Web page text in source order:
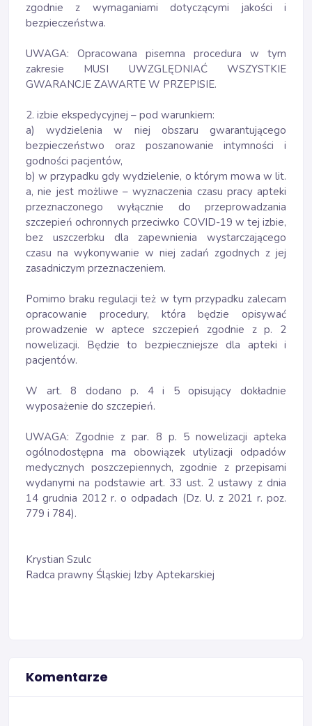
zgodnie z wymaganiami dotyczącymi jakości i
bezpieczeństwa.
UWAGA: Opracowana pisemna procedura w tym
zakresie MUSI UWZGLĘDNIAĆ WSZYSTKIE
GWARANCJE ZAWARTE W PRZEPISIE.
2. izbie ekspedycyjnej – pod warunkiem:
a) wydzielenia w niej obszaru gwarantującego
bezpieczeństwo oraz poszanowanie intymności i
godności pacjentów,
b) w przypadku gdy wydzielenie, o którym mowa w lit.
a, nie jest możliwe – wyznaczenia czasu pracy apteki
przeznaczonego wyłącznie do przeprowadzania
szczepień ochronnych przeciwko COVID-19 w tej izbie,
bez uszczerbku dla zapewnienia wystarczającego
czasu na wykonywanie w niej zadań zgodnych z jej
zasadniczym przeznaczeniem.
Pomimo braku regulacji też w tym przypadku zalecam
opracowanie procedury, która będzie opisywać
prowadzenie w aptece szczepień zgodnie z p. 2
nowelizacji. Będzie to bezpieczniejsze dla apteki i
pacjentów.
W art. 8 dodano p. 4 i 5 opisujący dokładnie
wyposażenie do szczepień.
UWAGA: Zgodnie z par. 8 p. 5 nowelizacji apteka
ogólnodostępna ma obowiązek utylizacji odpadów
medycznych poszczepiennych, zgodnie z przepisami
wydanymi na podstawie art. 33 ust. 2 ustawy z dnia
14 grudnia 2012 r. o odpadach (Dz. U. z 2021 r. poz.
779 i 784).
Krystian Szulc
Radca prawny Śląskiej Izby Aptekarskiej
Komentarze